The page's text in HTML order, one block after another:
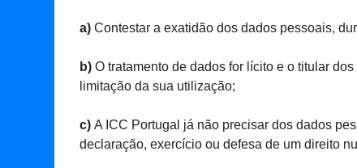
a)Contestar a exatidão dos dados pessoais,
b)O tratamento de dados for lícito e o titular
limitação da sua utilização;
c) A ICC Portugal já não precisar dos dados
declaração, exercício ou defesa de um direito